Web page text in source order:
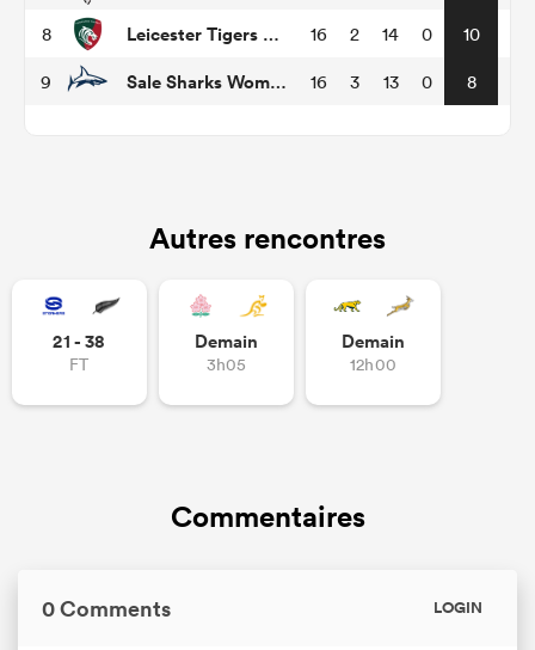
8 Leicester Tigers Women 16 2 14 0 10
9 Sale Sharks Women 16 3 13 0 8
Autres rencontres
21 - 38
FT
Demain
3h05
Demain
12h00
Commentaires
0 Comments LOGIN